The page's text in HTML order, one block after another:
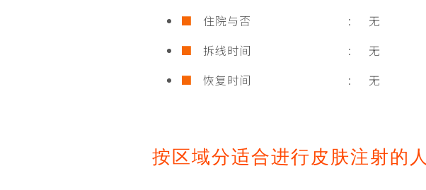
住院与否
: 无
拆线时间
: 无
恢复时间
: 无
按区域分适合进行皮肤注射的人